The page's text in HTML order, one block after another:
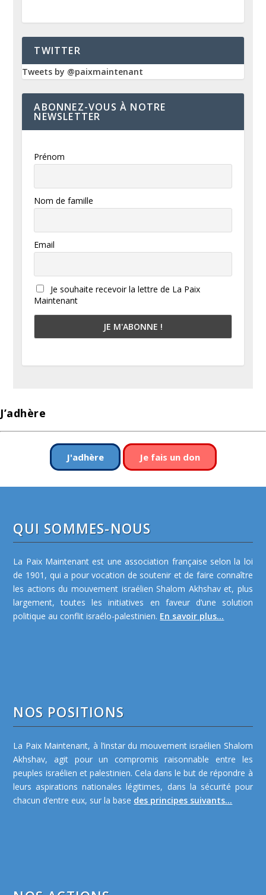
TWITTER
Tweets by @paixmaintenant
ABONNEZ-VOUS À NOTRE
NEWSLETTER
Prénom
Nom de famille
Email
Je souhaite recevoir la lettre de La Paix
Maintenant
J’adhère
J'adhère Je fais un don
QUI SOMMES-NOUS
La Paix Maintenant est une association française selon la loi
de 1901, qui a pour vocation de soutenir et de faire connaître
les actions du mouvement israélien Shalom Akhshav et, plus
largement, toutes les initiatives en faveur d’une solution
politique au conflit israélo-palestinien. En savoir plus...
NOS POSITIONS
La Paix Maintenant, à l’instar du mouvement israélien Shalom
Akhshav, agit pour un compromis raisonnable entre les
peuples israélien et palestinien. Cela dans le but de répondre à
leurs aspirations nationales légitimes, dans la sécurité pour
chacun d’entre eux, sur la base des principes suivants...